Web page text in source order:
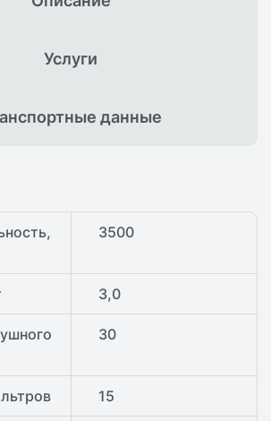
Услуги
данные
3500
3,0
30
15